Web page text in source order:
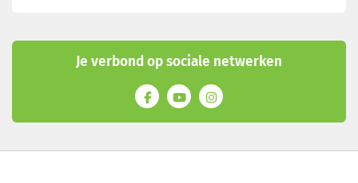
Je verbond op sociale netwerken